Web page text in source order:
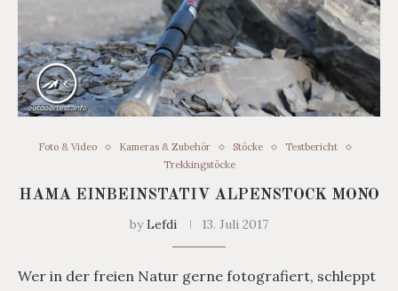
Foto & Video Kameras & Zubehör Stöcke
Testbericht
Trekkingstöcke
HAMA EINBEINSTATIV ALPENSTOCK MONO
byLefdi 13. Juli 2017
Wer in der freien Natur gerne fotografiert, schleppt